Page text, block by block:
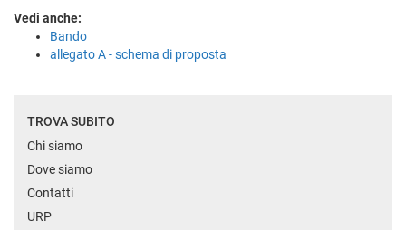
Vedi anche:
Bando
allegato A - schema di proposta
TROVA SUBITO
Chi siamo
Dove siamo
Contatti
URP